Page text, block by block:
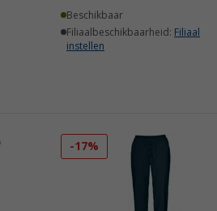
Beschikbaar
Filiaalbeschikbaarheid: Filiaal
instellen
-17%